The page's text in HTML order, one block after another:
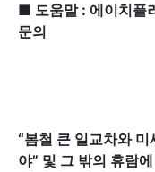
■ 도움말 : 에이치플
문의
“봄철 큰 일교차와
야” 및 그 밖의 휴람